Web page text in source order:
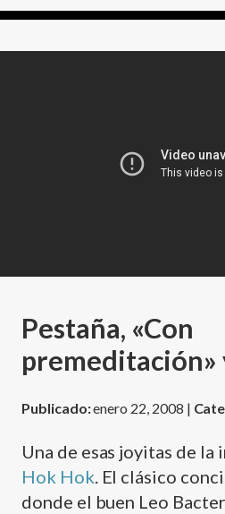
Pestaña, «Con
premeditación»
Publicado:enero 22, 2008 |
Una de esas joyitas de la
Hok Hok . El clásico
donde el buen Leo